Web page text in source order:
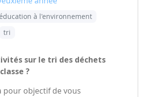
éducation à l'environnement
tri
sur le tri des déchets
?
pour objectif de vous